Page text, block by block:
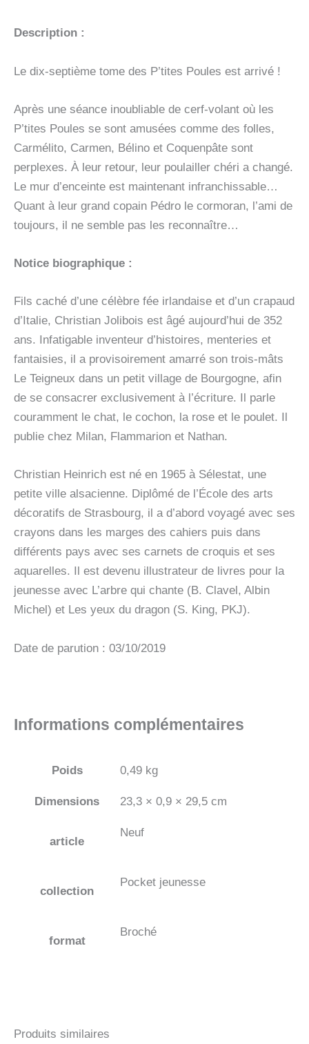
Description :
Le dix-septième tome des P’tites Poules est arrivé !
Après une séance inoubliable de cerf-volant où les
P’tites Poules se sont amusées comme des folles,
Carmélito, Carmen, Bélino et Coquenpâte sont
perplexes. À leur retour, leur poulailler chéri a changé.
Le mur d’enceinte est maintenant infranchissable…
Quant à leur grand copain Pédro le cormoran, l’ami de
toujours, il ne semble pas les reconnaître…
Notice biographique :
Fils caché d’une célèbre fée irlandaise et d’un crapaud
d’Italie, Christian Jolibois est âgé aujourd’hui de 352
ans. Infatigable inventeur d’histoires, menteries et
fantaisies, il a provisoirement amarré son trois-mâts
Le Teigneux dans un petit village de Bourgogne, afin
de se consacrer exclusivement à l’écriture. Il parle
couramment le chat, le cochon, la rose et le poulet. Il
publie chez Milan, Flammarion et Nathan.
Christian Heinrich est né en 1965 à Sélestat, une
petite ville alsacienne. Diplômé de l’École des arts
décoratifs de Strasbourg, il a d’abord voyagé avec ses
crayons dans les marges des cahiers puis dans
différents pays avec ses carnets de croquis et ses
aquarelles. Il est devenu illustrateur de livres pour la
jeunesse avec L’arbre qui chante (B. Clavel, Albin
Michel) et Les yeux du dragon (S. King, PKJ).
Date de parution : 03/10/2019
Informations complémentaires
Poids 0,49 kg
Dimensions 23,3 × 0,9 × 29,5 cm
article
Neuf
collection
Pocket jeunesse
format
Broché
Produits similaires